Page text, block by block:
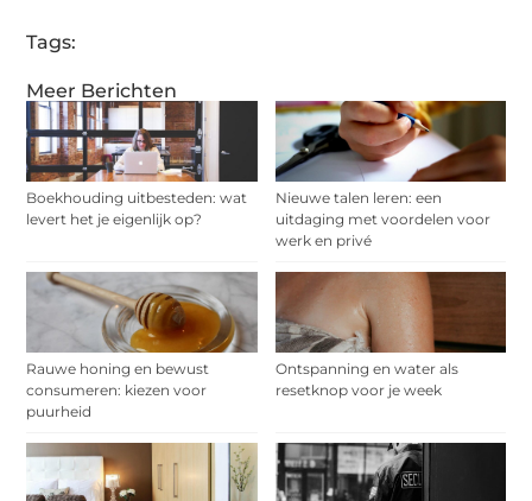
Meer Berichten
Boekhouding uitbesteden: wat
levert het je eigenlijk op?
Nieuwe talen leren: een
uitdaging met voordelen voor
werk en privé
Rauwe honing en bewust
consumeren: kiezen voor
puurheid
Ontspanning en water als
resetknop voor je week
Tags: